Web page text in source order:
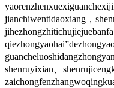
jianchiwentidaoxiang，
shenruyixian、